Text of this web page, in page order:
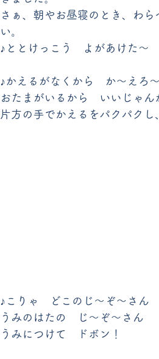
さぁ、朝やお昼寝のとき、わ
い。
♪ととけっこう　よがあけた～
♪かえるがなくから　か～えろ～
おたまがいるから　いいじゃん
片方の手でかえるをパクパク
♪こりゃ　どこのじ～ぞ～さん
うみのはたの　じ～ぞ～さん
うみにつけて　ドボン！